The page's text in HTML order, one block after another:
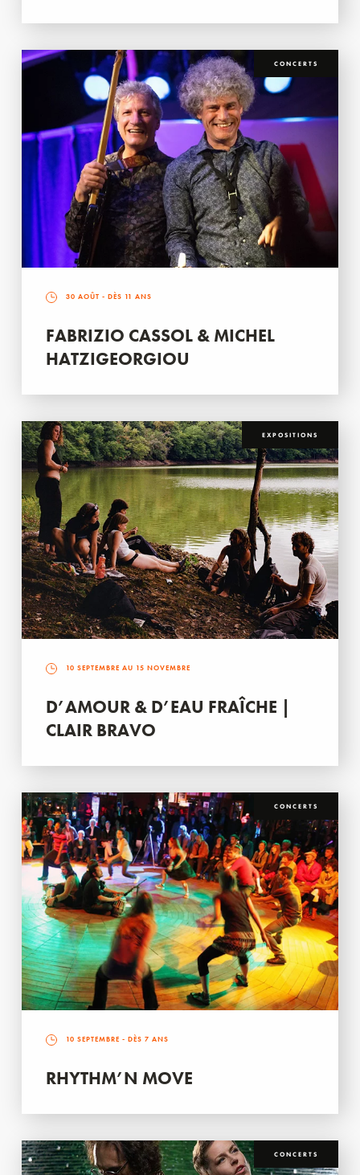
CONCERTS
30 AOÛT - DÈS 11 ANS
FABRIZIO CASSOL & MICHEL
HATZIGEORGIOU
EXPOSITIONS
10 SEPTEMBRE AU 15 NOVEMBRE
D’AMOUR & D’EAU FRAÎCHE |
CLAIR BRAVO
CONCERTS
10 SEPTEMBRE - DÈS 7 ANS
RHYTHM’N MOVE
CONCERTS